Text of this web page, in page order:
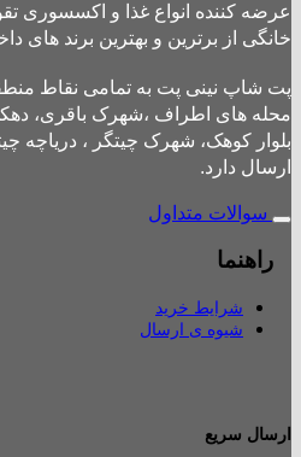
عرضه کننده انواع غذا و اکسسوری
خانگی از برترین و بهترین برند های
محله های اطراف ،شهرک باقری،
بلوار کوهک، شهرک چیتگر ، دریاچه
ارسال دارد.
سوالات متداول
راهنما
شرایط خرید
شیوه ی ارسال
ارسال سریع